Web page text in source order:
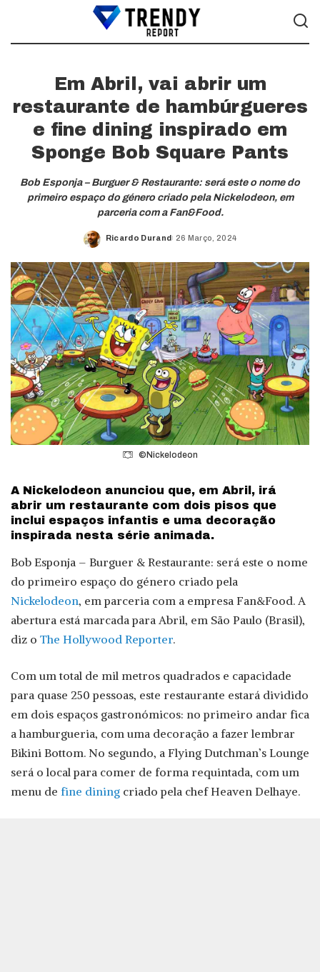
Em Abril, vai abrir um
restaurante de hambúrgueres
e fine dining inspirado em
Sponge Bob Square Pants
Bob Esponja – Burguer & Restaurante: será este o nome do
primeiro espaço do género criado pela Nickelodeon, em
parceria com a Fan&Food.
Posted
Ricardo Durand 26 Março, 2024
©Nickelodeon
A Nickelodeon anunciou que, em Abril, irá
abrir um restaurante com dois pisos que
inclui espaços infantis e uma decoração
inspirada nesta série animada.
Bob Esponja – Burguer & Restaurante: será este o nome
do primeiro espaço do género criado pela
Nickelodeon, em parceria com a empresa Fan&Food. A
abertura está marcada para Abril, em São Paulo (Brasil),
diz o The Hollywood Reporter.
Com um total de mil metros quadrados e capacidade
para quase 250 pessoas, este restaurante estará dividido
em dois espaços gastronómicos: no primeiro andar fica
a hamburgueria, com uma decoração a fazer lembrar
Bikini Bottom. No segundo, a Flying Dutchman’s Lounge
será o local para comer de forma requintada, com um
menu de fine dining criado pela chef Heaven Delhaye.